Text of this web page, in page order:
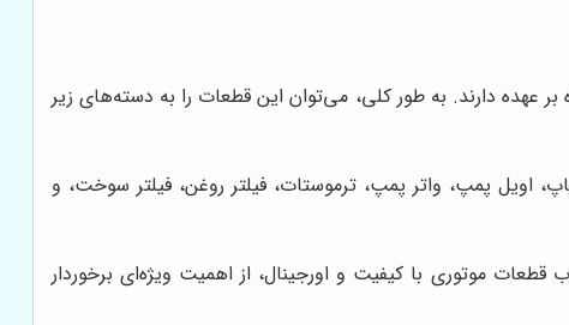
دارند. به طور کلی، می‌توان این قطعات را به دسته‌های زیر
اویل پمپ، واتر پمپ، ترموستات، فیلتر روغن، فیلتر سوخت، و
موتوری با کیفیت و اورجینال، از اهمیت ویژه‌ای برخوردار